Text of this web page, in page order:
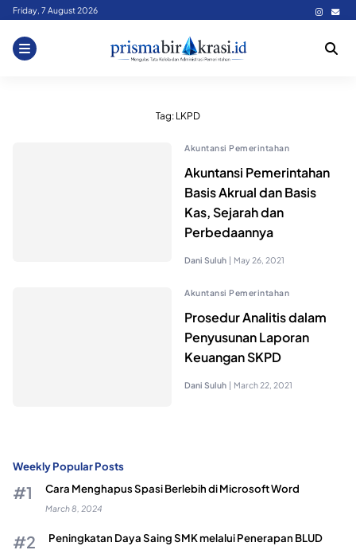
Skip
content
Friday, 7 August 2026
Tag: LKPD
Akuntansi Pemerintahan
Akuntansi Pemerintahan
Basis Akrual dan Basis
Kas, Sejarah dan
Perbedaannya
Dani Suluh | May 26, 2021
Akuntansi Pemerintahan
Prosedur Analitis dalam
Penyusunan Laporan
Keuangan SKPD
Dani Suluh | March 22, 2021
Weekly Popular Posts
Cara Menghapus Spasi Berlebih di Microsoft Word
March 8, 2024
Peningkatan Daya Saing SMK melalui Penerapan BLUD